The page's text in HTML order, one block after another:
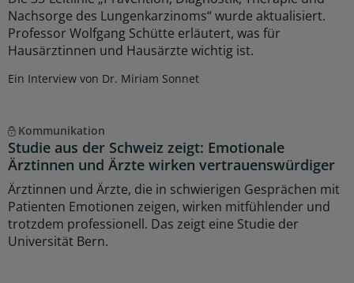
Nachsorge des Lungenkarzinoms“ wurde aktualisiert.
Professor Wolfgang Schütte erläutert, was für
Hausärztinnen und Hausärzte wichtig ist.
Ein Interview von Dr. Miriam Sonnet
Kommunikation
Studie aus der Schweiz zeigt: Emotionale
Ärztinnen und Ärzte wirken vertrauenswürdiger
Ärztinnen und Ärzte, die in schwierigen Gesprächen mit
Patienten Emotionen zeigen, wirken mitfühlender und
trotzdem professionell. Das zeigt eine Studie der
Universität Bern.